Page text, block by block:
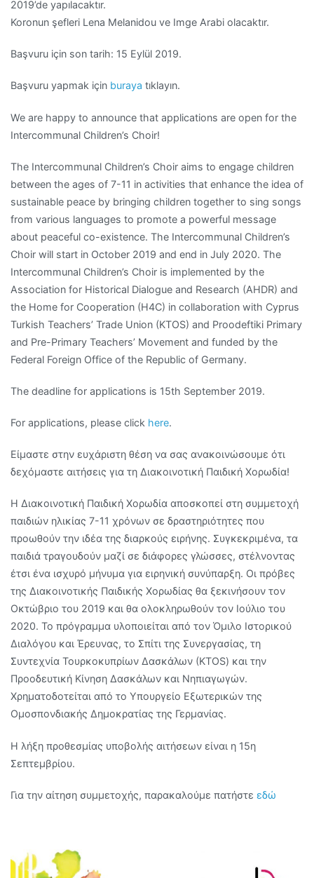
2019’de yapılacaktır.
Koronun şefleri Lena Melanidou ve Imge Arabi olacaktır.
Başvuru için son tarih: 15 Eylül 2019.
Başvuru yapmak için buraya tıklayın.
We are happy to announce that applications are open for the
Intercommunal Children’s Choir!
The Intercommunal Children’s Choir aims to engage children
between the ages of 7-11 in activities that enhance the idea of
sustainable peace by bringing children together to sing songs
from various languages to promote a powerful message
about peaceful co-existence. The Intercommunal Children’s
Choir will start in October 2019 and end in July 2020. The
Intercommunal Children’s Choir is implemented by the
Association for Historical Dialogue and Research (AHDR) and
the Home for Cooperation (H4C) in collaboration with Cyprus
Turkish Teachers’ Trade Union (KTOS) and Proodeftiki Primary
and Pre-Primary Teachers’ Movement and funded by the
Federal Foreign Office of the Republic of Germany.
The deadline for applications is 15th September 2019.
For applications, please click here.
Είμαστε στην ευχάριστη θέση να σας ανακοινώσουμε ότι
δεχόμαστε αιτήσεις για τη Διακοινοτική Παιδική Χορωδία!
Η Διακοινοτική Παιδική Χορωδία αποσκοπεί στη συμμετοχή
παιδιών ηλικίας 7-11 χρόνων σε δραστηριότητες που
προωθούν την ιδέα της διαρκούς ειρήνης. Συγκεκριμένα, τα
παιδιά τραγουδούν μαζί σε διάφορες γλώσσες, στέλνοντας
έτσι ένα ισχυρό μήνυμα για ειρηνική συνύπαρξη. Οι πρόβες
της Διακοινοτικής Παιδικής Χορωδίας θα ξεκινήσουν τον
Οκτώβριο του 2019 και θα ολοκληρωθούν τον Ιούλιο του
2020. Το πρόγραμμα υλοποιείται από τον Όμιλο Ιστορικού
Διαλόγου και Έρευνας, το Σπίτι της Συνεργασίας, τη
Συντεχνία Τουρκοκυπρίων Δασκάλων (ΚΤΟS) και την
Προοδευτική Κίνηση Δασκάλων και Νηπιαγωγών.
Χρηματοδοτείται από το Υπουργείο Εξωτερικών της
Ομοσπονδιακής Δημοκρατίας της Γερμανίας.
Η λήξη προθεσμίας υποβολής αιτήσεων είναι η 15η
Σεπτεμβρίου.
Για την αίτηση συμμετοχής, παρακαλούμε πατήστε εδώ